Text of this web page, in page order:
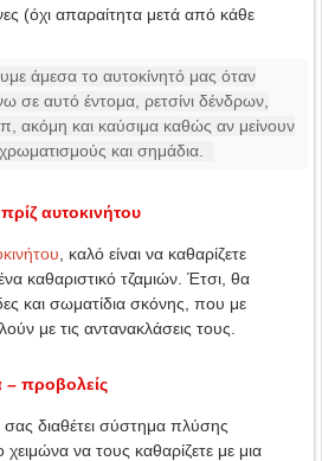
(όχι απαραίτητα μετά από κάθε
άμεσα το αυτοκίνητό μας όταν
σε αυτό έντομα, ρετσίνι δένδρων,
ακόμη και καύσιμα καθώς αν μείνουν
και σημάδια.
αυτοκινήτου
, καλό είναι να καθαρίζετε
καθαριστικό τζαμιών. Έτσι, θα
και σωματίδια σκόνης, που με
με τις αντανακλάσεις τους.
προβολείς
σας διαθέτει σύστημα πλύσης
να τους καθαρίζετε με μια